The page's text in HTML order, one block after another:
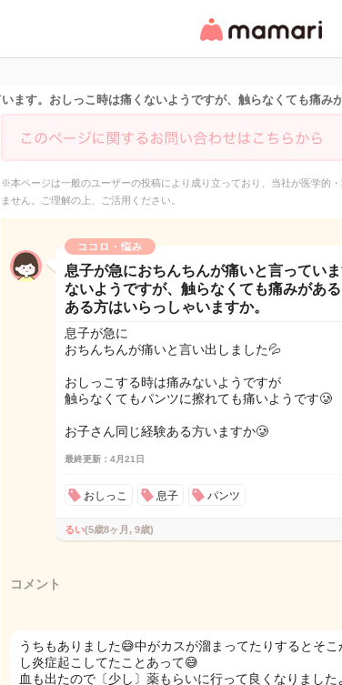
リ・情報サイト
ます。おしっこ時は痛くないようですが、触らなくても痛み
※本ページは一般のユーザーの投稿により成り立っており、当社が医学的
ません。ご理解の上、ご活用ください。
ココロ・悩み
息子が急におちんちんが痛いと言ってい
ないようですが、触らなくても痛みがあ
ある方はいらっしゃいますか。
息子が急に
おちんちんが痛いと言い出しました💦
おしっこする時は痛みないようですが
触らなくてもパンツに擦れても痛いようです🥲
お子さん同じ経験ある方いますか🥲
最終更新：4月21日
おしっこ 息子 パンツ
るい(5歳8ヶ月, 9歳)
コメント
うちもありました😅中がカスが溜まってたりするとそ
し炎症起こしてたことあって😅
血も出たので〔少し〕薬もらいに行って良くなりまし